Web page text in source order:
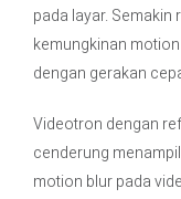
pada layar.
kemungkinan
dengan gerakan
Videotron dengan
cenderung
motion blur pada